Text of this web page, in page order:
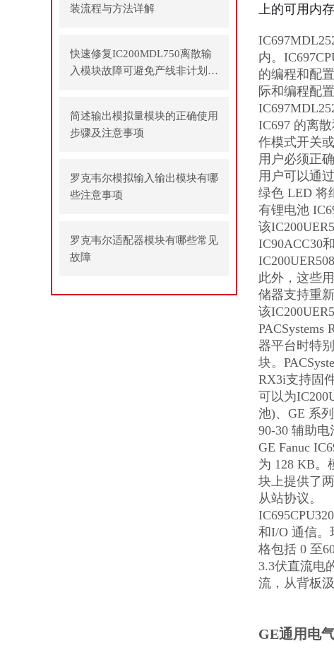
装流程与方法详解
快速修复IC200MDL750离散输
入模块故障可避免产线非计划停
简述输出模拟量模块的正确使用
步骤及注意事项
罗克韦尔模拟输入输出模块有哪
些注意事项
罗克韦尔适配器模块有哪些常见
故障
上的可用内存
内。
的编程和配
际和编程配
IC697 的离
作模式开关
用户必须正
用户可以通
绿色 LED 将
有锂电池
该
IC90ACC30和
此外，这些
储器支持重
该
PACSystems
器平台时特
块。
RX3i支持固
可以为
池)、GE 系列
90-30 辅助电
GE Fanuc
为 128 KB。
块上提供了
从站协议。
和I/O 通信。
格包括 0 至
3.3伏直流电
流，从背板
GE通用电